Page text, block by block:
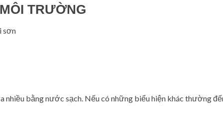
TRƯỜNG
sơn
nhiều bằng nước sạch. Nếu có những biểu hiện khác thường